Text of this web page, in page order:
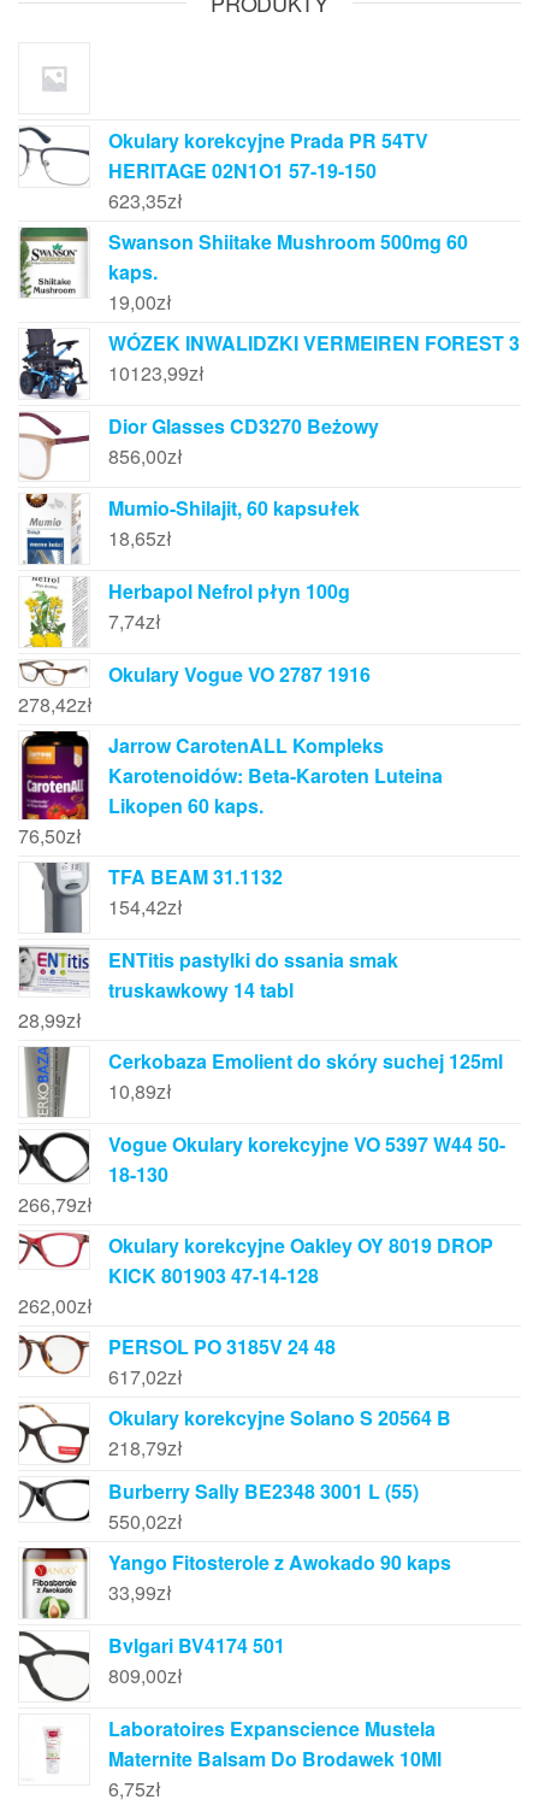
Okulary korekcyjne Prada PR 54TV
HERITAGE 02N1O1 57-19-150
623,35zł
Swanson Shiitake Mushroom 500mg 60
kaps.
19,00zł
WÓZEK INWALIDZKI VERMEIREN FOREST 3
10123,99zł
Dior Glasses CD3270 Beżowy
856,00zł
Mumio-Shilajit, 60 kapsułek
18,65zł
Herbapol Nefrol płyn 100g
7,74zł
Okulary Vogue VO 2787 1916
278,42zł
Jarrow CarotenALL Kompleks
Karotenoidów: Beta-Karoten Luteina
Likopen 60 kaps.
76,50zł
TFA BEAM 31.1132
154,42zł
ENTitis pastylki do ssania smak
truskawkowy 14 tabl
28,99zł
Cerkobaza Emolient do skóry suchej 125ml
10,89zł
Vogue Okulary korekcyjne VO 5397 W44 50-
18-130
266,79zł
Okulary korekcyjne Oakley OY 8019 DROP
KICK 801903 47-14-128
262,00zł
PERSOL PO 3185V 24 48
617,02zł
Okulary korekcyjne Solano S 20564 B
218,79zł
Burberry Sally BE2348 3001 L (55)
550,02zł
Yango Fitosterole z Awokado 90 kaps
33,99zł
Bvlgari BV4174 501
809,00zł
Laboratoires Expanscience Mustela
Maternite Balsam Do Brodawek 10Ml
6,75zł